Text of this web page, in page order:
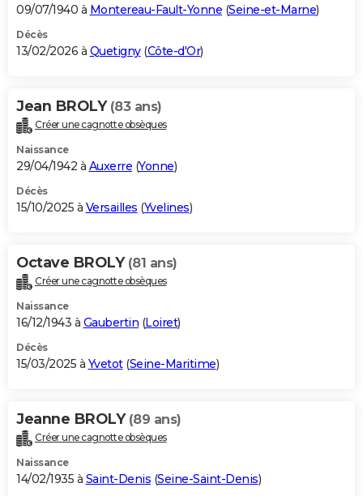
GUIDES D'ACHAT
BONS PLANS
Carte de Noël
Carte Bonne année
Carte Saint-Valentin
Carte Pâques
Carte d'anniversaire
DICTIONNAIRE
Dictionnaire
Biographies
Citations
Expressions
Proverbes
PROGRAMME TV
S'inscrire
Se connecter
Lycées
Collèges
Primaires
Universités
Entreprises
Service militaire
Avis de recherche
AVIS DE DÉCÈS
Bricolage
Lifestyle
Culture
Sport
Auto
Television
Voyage
Cinema
09/07/1940 à Montereau-Fault-Yonne (Seine-et-Marne)
Décès
13/02/2026 à Quetigny(Côte-d'Or)
Jean BROLY (83 ans)
Créer une cagnotte obsèques
Naissance
29/04/1942 à Auxerre (Yonne)
Décès
15/10/2025 à Versailles (Yvelines)
Octave BROLY (81 ans)
Créer une cagnotte obsèques
Naissance
16/12/1943 à Gaubertin (Loiret)
Décès
15/03/2025 à Yvetot(Seine-Maritime)
Jeanne BROLY (89 ans)
Créer une cagnotte obsèques
Naissance
14/02/1935 à Saint-Denis (Seine-Saint-Denis)